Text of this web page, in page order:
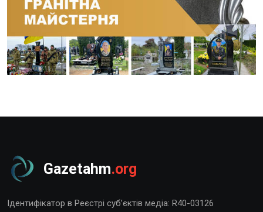
Gazetahm.org
Ідентифікатор в Реєстрі суб’єктів медіа: R40-03126